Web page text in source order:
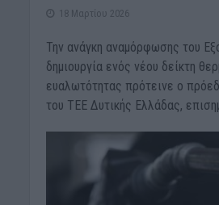
18 Μαρτίου 2026
Την ανάγκη αναμόρφωσης του
δημιουργία ενός νέου δείκτη
ευαλωτότητας πρότεινε ο
του ΤΕΕ Δυτικής Ελλάδας,